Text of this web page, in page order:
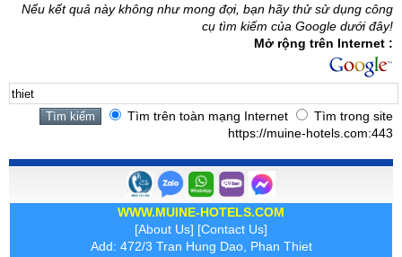
Nếu kết quả này không như mong đợi, bạn hãy thử sử dụng công
cụ tìm kiếm của Google dưới đây!
Mở rộng trên Internet :
Tìm trên toàn mạng Internet
Tìm trong site
https://muine-hotels.com:443
WWW.MUINE-HOTELS.COM
[About Us] [Contact Us]
Add: 472/3 Tran Hung Dao, Phan Thiet